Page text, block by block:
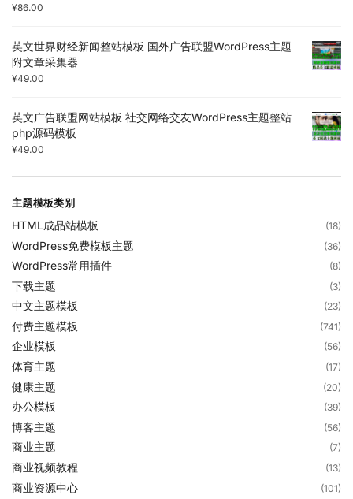
¥86.00
英文世界财经新闻整站模板 国外广告联盟WordPress主题
附文章采集器
¥49.00
英文广告联盟网站模板 社交网络交友WordPress主题整站
php源码模板
¥49.00
主题模板类别
HTML成品站模板 (18)
WordPress免费模板主题 (36)
WordPress常用插件 (8)
下载主题 (3)
中文主题模板 (23)
付费主题模板 (741)
企业模板 (56)
体育主题 (17)
健康主题 (20)
办公模板 (39)
博客主题 (56)
商业主题 (7)
商业视频教程 (13)
商业资源中心 (101)